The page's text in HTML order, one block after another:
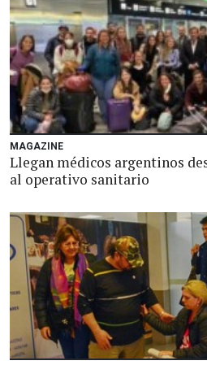
MAGAZINE
Llegan médicos argentinos
al operativo sanitario